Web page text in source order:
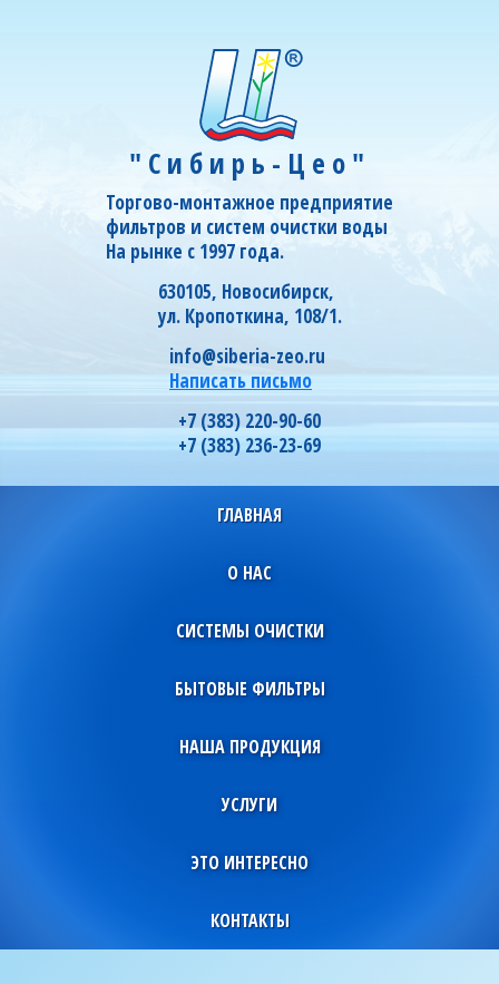
"Сибирь-Цео"
Торгово-монтажное предприятие
фильтров и систем очистки воды
На рынке с 1997 года.
630105, Новосибирск,
ул. Кропоткина, 108/1.
info@siberia-zeo.ru
Написать письмо
+7 (383) 220-90-60
+7 (383) 236-23-69
ГЛАВНАЯ
О НАС
СИСТЕМЫ ОЧИСТКИ
БЫТОВЫЕ ФИЛЬТРЫ
НАША ПРОДУКЦИЯ
УСЛУГИ
ЭТО ИНТЕРЕСНО
КОНТАКТЫ